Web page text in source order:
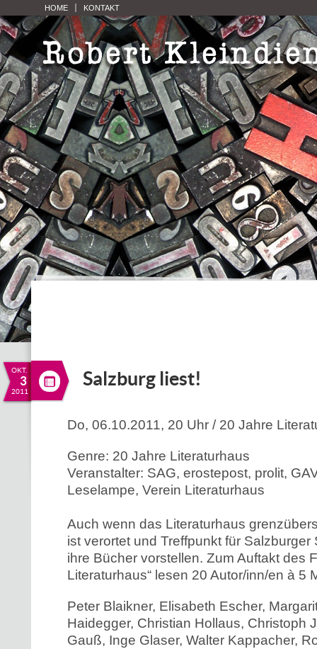
HOME KONTAKT
OKT.
3
2011
Salzburg liest!
Do, 06.10.2011, 20 Uhr / 20 Jahre
Genre: 20 Jahre Literaturhaus
Veranstalter: SAG, erostepost, prolit,
Leselampe, Verein Literaturhaus
Auch wenn das Literaturhaus
ist verortet und Treffpunkt für Salzburger
ihre Bücher vorstellen. Zum Auftakt des
Literaturhaus“ lesen 20 Autor/inn/en à 5
Peter Blaikner, Elisabeth Escher,
Haidegger, Christian Hollaus, Christoph
Gauß, Inge Glaser, Walter Kappacher,